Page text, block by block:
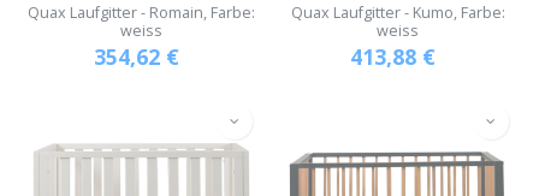
Quax Laufgitter - Romain, Farbe:
weiss
354,62 €
Quax Laufgitter - Kumo, Farbe:
weiss
413,88 €